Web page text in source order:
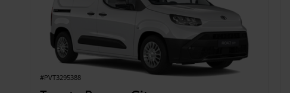
#PVT3295388